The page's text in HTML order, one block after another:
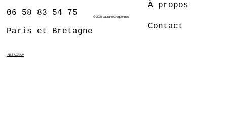
06 58 83 54 75
Paris et Bretagne
INSTAGRAM
© 2026 Laurane Croguennec
À propos
Contact